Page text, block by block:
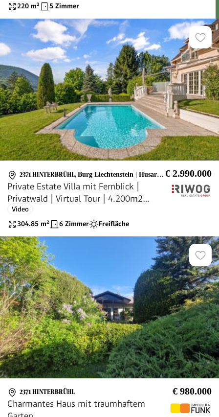
220 m² 5 Zimmer
2371 HINTERBRÜHL, Burg Liechtenstein | Husaren Tempel € 2.990.000
Private Estate Villa mit Fernblick |
Privatwald | Virtual Tour | 4.200m2
Garten | 25 min. in den 1. Bezirk | Pool &
Sauna
Video
304.85 m² 6 Zimmer Freifläche
2371 HINTERBRÜHL € 980.000
Charmantes Haus mit traumhaftem